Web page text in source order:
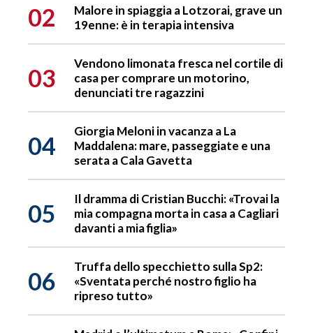
02
Malore in spiaggia a Lotzorai, grave un
19enne: è in terapia intensiva
03
Vendono limonata fresca nel cortile di
casa per comprare un motorino,
denunciati tre ragazzini
04
Giorgia Meloni in vacanza a La
Maddalena: mare, passeggiate e una
serata a Cala Gavetta
05
Il dramma di Cristian Bucchi: «Trovai la
mia compagna morta in casa a Cagliari
davanti a mia figlia»
06
Truffa dello specchietto sulla Sp2:
«Sventata perché nostro figlio ha
ripreso tutto»